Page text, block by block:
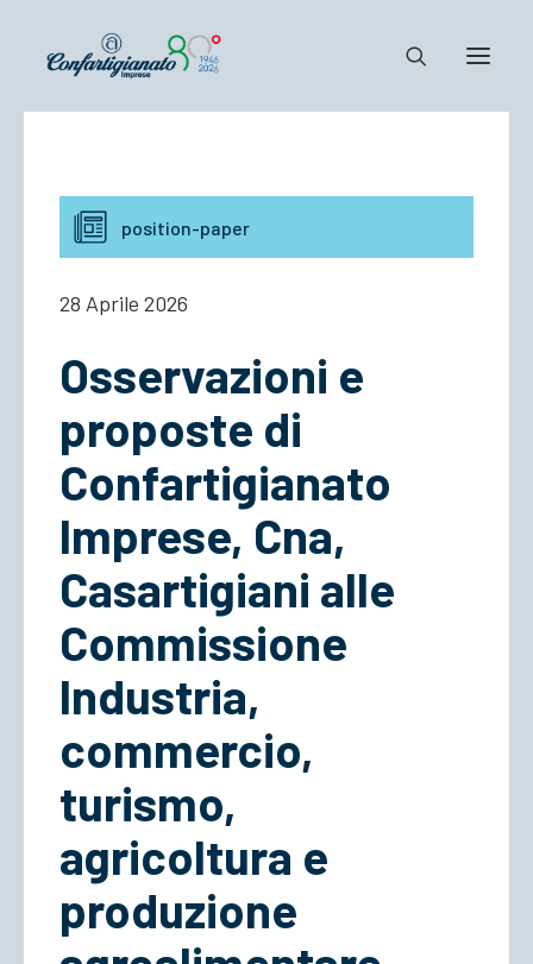
Confartigianato
Associarsi
ACCEDI
position-paper
28 Aprile 2026
Osservazioni e
proposte di
Confartigianato
Imprese, Cna,
Casartigiani alle
Commissione
Industria,
commercio,
turismo,
agricoltura e
produzione